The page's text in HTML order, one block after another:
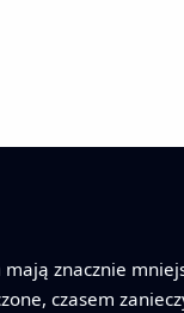
znacznie
czasem